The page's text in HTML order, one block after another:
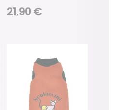
21,90 €